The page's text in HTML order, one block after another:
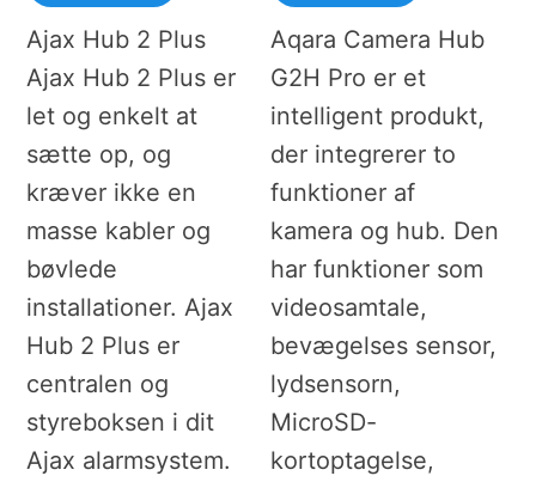
Ajax Hub 2 Plus
Ajax Hub 2 Plus er
let og enkelt at
sætte op, og
kræver ikke en
masse kabler og
bøvlede
installationer. Ajax
Hub 2 Plus er
centralen og
styreboksen i dit
Ajax alarmsystem.
Aqara Camera Hub
G2H Pro er et
intelligent produkt,
der integrerer to
funktioner af
kamera og hub. Den
har funktioner som
videosamtale,
bevægelses sensor,
lydsensorn,
MicroSD-
kortoptagelse,